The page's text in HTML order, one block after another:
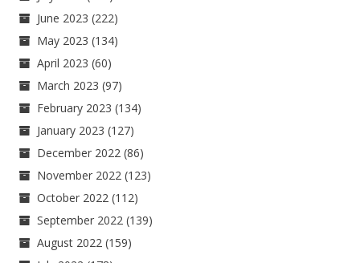
June 2023 (222)
May 2023 (134)
April 2023 (60)
March 2023 (97)
February 2023 (134)
January 2023 (127)
December 2022 (86)
November 2022 (123)
October 2022 (112)
September 2022 (139)
August 2022 (159)